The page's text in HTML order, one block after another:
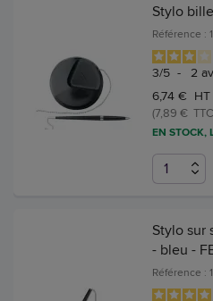
Stylo
Référence :
3/5 - 2
6,74 € HT
(7,89 €
EN STOCK,
Stylo sur
- bleu -
Référence :